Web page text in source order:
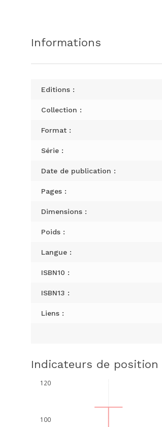
Informations
Editions :
Collection :
Format :
Série :
Date de publication :
Pages :
Dimensions :
Poids :
Langue :
ISBN10 :
ISBN13 :
Liens :
Indicateurs de position
100
120